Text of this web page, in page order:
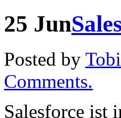
25 Jun
Posted by
Comments.
Salesforce ist